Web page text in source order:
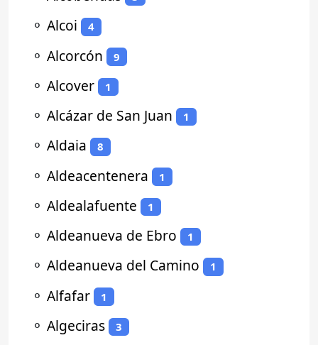
⚬ Alcoi 4
⚬ Alcorcón 9
⚬ Alcover 1
⚬ Alcázar de San Juan 1
⚬ Aldaia 8
⚬ Aldeacentenera 1
⚬ Aldealafuente 1
⚬ Aldeanueva de Ebro 1
⚬ Aldeanueva del Camino 1
⚬ Alfafar 1
⚬ Algeciras 3